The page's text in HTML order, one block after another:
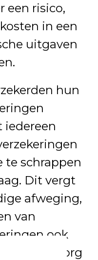
een risico,
in een
uitgaven
hun
iedereen
te schrappen
Dit vergt
afweging,
van
ook
zorg